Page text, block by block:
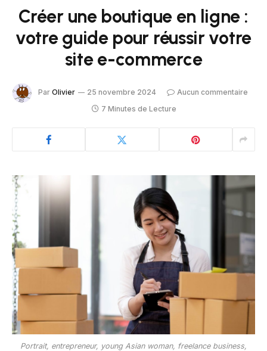
Créer une boutique en ligne :
votre guide pour réussir votre
site e-commerce
Par Olivier 25 novembre 2024
Aucun commentaire
7 Minutes de Lecture
Portrait, entrepreneur, young Asian woman, freelance business,